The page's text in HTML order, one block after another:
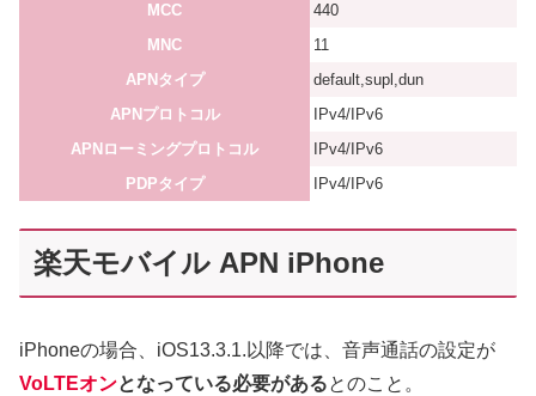
MCC
440
MNC
11
APNタイプ
default,supl,dun
APNプロトコル
IPv4/IPv6
APNローミングプロトコル
IPv4/IPv6
PDPタイプ
IPv4/IPv6
楽天モバイル APN iPhone
iPhoneの場合、iOS13.3.1.以降では、音声通話の設定が
VoLTEオンとなっている必要があるとのこと。